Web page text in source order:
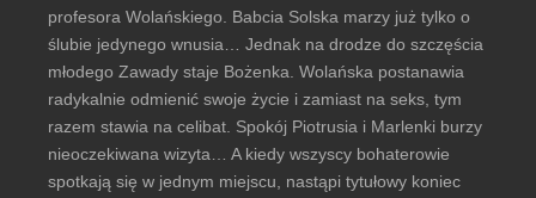
profesora Wolańskiego. Babcia Solska marzy już tylko o
ślubie jedynego wnusia… Jednak na drodze do szczęścia
młodego Zawady staje Bożenka. Wolańska postanawia
radykalnie odmienić swoje życie i zamiast na seks, tym
razem stawia na celibat. Spokój Piotrusia i Marlenki burzy
nieoczekiwana wizyta… A kiedy wszyscy bohaterowie
spotkają się w jednym miejscu, nastąpi tytułowy koniec